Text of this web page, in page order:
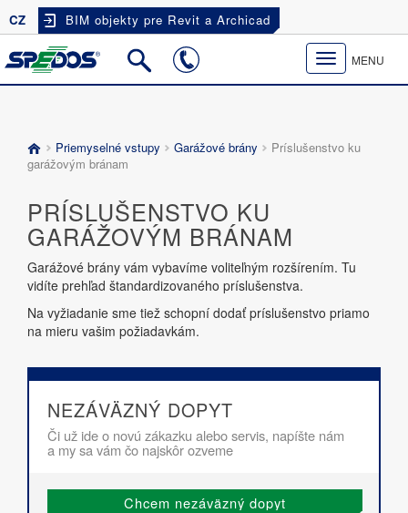
CZ BIM objekty pre Revit a Archicad
Toggle
navigation
MENU
Priemyselné vstupy Garážové brány
Príslušenstvo ku
garážovým bránam
PRÍSLUŠENSTVO KU
GARÁŽOVÝM BRÁNAM
Garážové brány vám vybavíme voliteľným rozšírením. Tu
vidíte prehľad štandardizovaného príslušenstva.
Na vyžiadanie sme tiež schopní dodať príslušenstvo priamo
na mieru vašim požiadavkám.
NEZÁVÄZNÝ DOPYT
Či už ide o novú zákazku alebo servis, napíšte nám
a my sa vám čo najskôr ozveme
Chcem nezáväzný dopyt